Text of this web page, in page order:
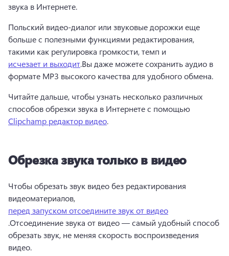
звука в Интернете.
Польский видео-диалог или звуковые дорожки еще
больше с полезными функциями редактирования,
такими как регулировка громкости, темп и
исчезает и выходит.Вы даже можете сохранить аудио в
формате MP3 высокого качества для удобного обмена.
Читайте дальше, чтобы узнать несколько различных
способов обрезки звука в Интернете с помощью
Clipchamp редактор видео.
Обрезка звука только в видео
Чтобы обрезать звук видео без редактирования
видеоматериалов,
перед запуском отсоедините звук от видео
.Отсоединение звука от видео — самый удобный способ
обрезать звук, не меняя скорость воспроизведения
видео.